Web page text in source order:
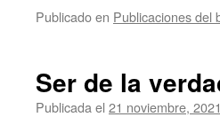
Publicado en Publicaciones del
Ser de la
Publicada el 21 noviembre, 2021